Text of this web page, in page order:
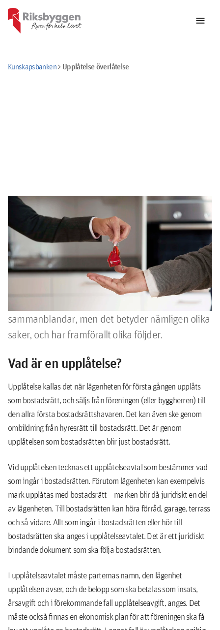
menu
Kunskapsbankenchevron_rightUpplåtelse överlåtelse
Upplåtelse eller
överlåtelse – vad är
skillnaden?
Upplåtelse eller överlåtelse – vad är egentligen
skillnaden? Det är två besläktade ord som många
sammanblandar, men det betyder nämligen olika
saker, och har framförallt olika följder.
Vad är en upplåtelse?
Upplåtelse kallas det när lägenheten för första gången upplåts
som bostadsrätt, och säljs från föreningen (eller byggherren) till
den allra första bostadsrättshavaren. Det kan även ske genom
ombildning från hyresrätt till bostadsrätt. Det är genom
upplåtelsen som bostadsrätten blir just bostadsrätt.
Vid upplåtelsen tecknas ett upplåtelseavtal som bestämmer vad
som ingår i bostadsrätten. Förutom lägenheten kan exempelvis
mark upplåtas med bostadsrätt – marken blir då juridiskt en del
av lägenheten. Till bostadsrätten kan höra förråd, garage, terrass
och så vidare. Allt som ingår i bostadsrätten eller hör till
bostadsrätten ska anges i upplåtelseavtalet. Det är ett juridiskt
bindande dokument som ska följa bostadsrätten.
I upplåtelseavtalet måste parternas namn, den lägenhet
upplåtelsen avser, och de belopp som ska betalas som insats,
årsavgift och i förekommande fall upplåtelseavgift, anges. Det
måste också finnas en ekonomisk plan för att föreningen ska få